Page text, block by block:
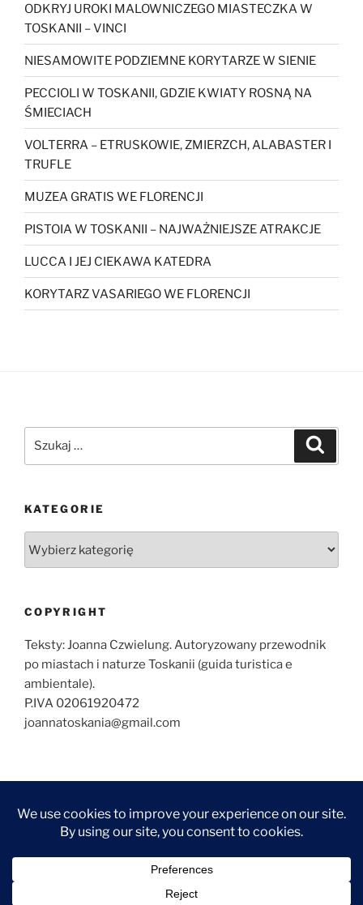
ODKRYJ UROKI MALOWNICZEGO MIASTECZKA W
TOSKANII – VINCI
NIESAMOWITE PODZIEMNE KORYTARZE W SIENIE
PECCIOLI W TOSKANII, GDZIE KWIATY ROSNĄ NA
ŚMIECIACH
VOLTERRA – ETRUSKOWIE, ZMIERZCH, ALABASTER I
TRUFLE
MUZEA GRATIS WE FLORENCJI
PISTOIA W TOSKANII – NAJWAŻNIEJSZE ATRAKCJE
LUCCA I JEJ CIEKAWA KATEDRA
KORYTARZ VASARIEGO WE FLORENCJI
KATEGORIE
COPYRIGHT
Teksty: Joanna Czwielung. Autoryzowany przewodnik
po miastach i naturze Toskanii (guida turistica e
ambientale).
P.IVA 02061920472
joannatoskania@gmail.com
O
ZWIEDZANIE
FLORENCJI
ZWIEDZANIE
TOSKANII
WYCIECZKIKONTAKTNAJCZĘŚCIEJ
ZADAWANE
FOTOGRAFARTYKUŁYARTYKUŁY
TOSKANIA